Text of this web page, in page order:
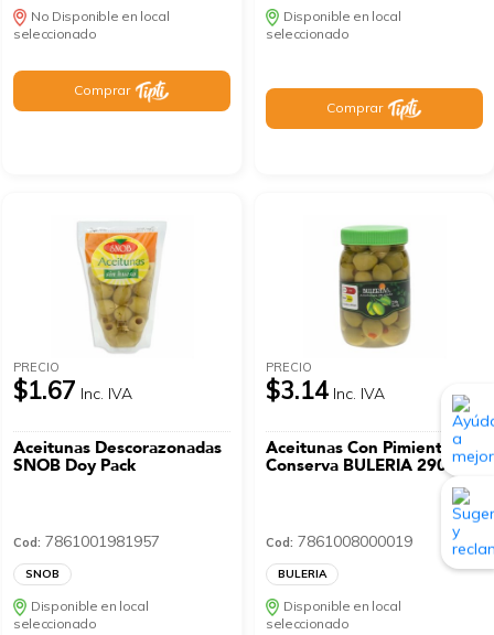
No Disponible en local
seleccionado
Comprar
Disponible en local
seleccionado
Comprar
PRECIO
$1.67 Inc. IVA
Aceitunas Descorazonadas
SNOB Doy Pack
Cod: 7861001981957
SNOB
Disponible en local
seleccionado
PRECIO
$3.14 Inc. IVA
Aceitunas Con Pimiento En
Conserva BULERIA 290 G
Cod: 7861008000019
BULERIA
Disponible en local
seleccionado